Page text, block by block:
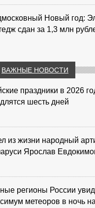
Новый год:
сдан за 1,3 млн
ВАЖНЫЕ НОВОСТИ
праздники в 2026
шесть дней
из жизни народный
Ярослав
регионы России
метеоров в ночь